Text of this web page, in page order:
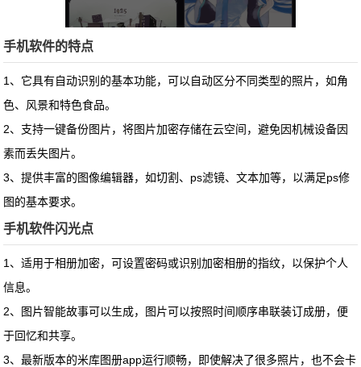
手机软件的特点
1、它具有自动识别的基本功能，可以自动区分不同类型的照片，如角
色、风景和特色食品。
2、支持一键备份图片，将图片加密存储在云空间，避免因机械设备因
素而丢失图片。
3、提供丰富的图像编辑器，如切割、ps滤镜、文本加等，以满足ps修
图的基本要求。
手机软件闪光点
1、适用于相册加密，可设置密码或识别加密相册的指纹，以保护个人
信息。
2、图片智能故事可以生成，图片可以按照时间顺序串联装订成册，便
于回忆和共享。
3、最新版本的米库图册app运行顺畅，即使解决了很多照片，也不会卡